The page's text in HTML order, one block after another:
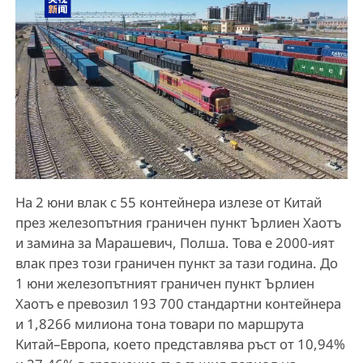
На 2 юни влак с 55 контейнера излезе от Китай
през железопътния граничен пункт Ърлиен Хаотъ
и замина за Марашевич, Полша. Това е 2000-ият
влак през този граничен пункт за тази година. До
1 юни железопътният граничен пункт Ърлиен
Хаотъ е превозил 193 700 стандартни контейнера
и 1,8266 милиона тона товари по маршрута
Китай–Европа, което представлява ръст от 10,94%